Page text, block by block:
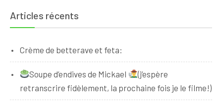
Articles récents
Crème de betterave et feta:
Soupe d’endives de Mickael
(j’espère
retranscrire fidèlement, la prochaine fois je le filme!)